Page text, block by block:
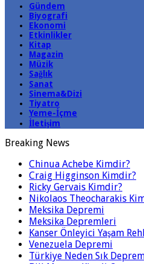
Gündem
Biyografi
Ekonomi
Etkinlikler
Kitap
Magazin
Müzik
Sağlık
Sanat
Sinema&Dizi
Tiyatro
Yeme-İçme
İletişim
Breaking News
Chinua Achebe Kimdir?
Craig Higginson Kimdir?
Ricky Gervais Kimdir?
Nikolaos Theocharakis
Meksika Depremi
Meksika Depremleri
Kanser Önleyici Yaşam
Venezuela Depremi
Türkiye Neden Sık Deprem